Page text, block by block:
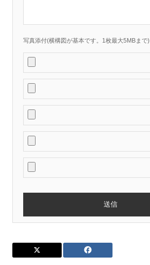
写真添付(横構図が基本です。1枚最大5MBまで)